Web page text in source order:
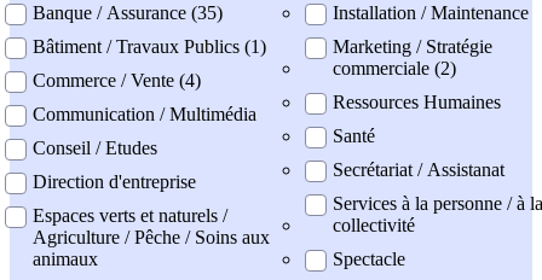
Banque / Assurance (35)
Bâtiment / Travaux Publics (1)
Commerce / Vente (4)
Communication / Multimédia
Conseil / Etudes
Direction d'entreprise
Espaces verts et naturels /
Agriculture / Pêche / Soins aux
animaux
Installation / Maintenance
Marketing / Stratégie
commerciale (2)
Ressources Humaines
Santé
Secrétariat / Assistanat
Services à la personne / à la
collectivité
Spectacle